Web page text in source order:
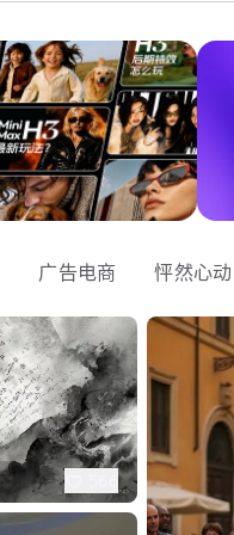
广告电商 怦然心动